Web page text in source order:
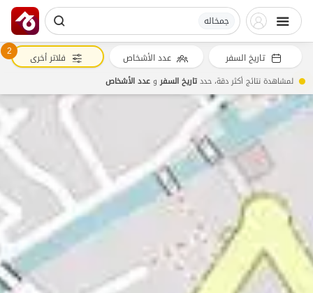
جمخاله
تاريخ السفر عدد الأشخاص 2 فلاتر أخرى
لمشاهدة نتائج أكثر دقة، حددتاريخ السفروعدد الأشخاص